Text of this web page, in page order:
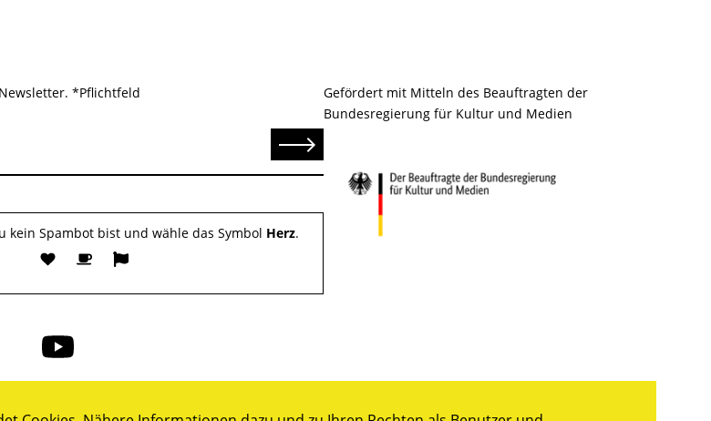
*Pflichtfeld
Senden
kein Spambot bist und wähle das Symbol Herz.
Folge
uns
auf
Gefördert mit Mitteln des Beauftragten der
Bundesregierung für Kultur und Medien